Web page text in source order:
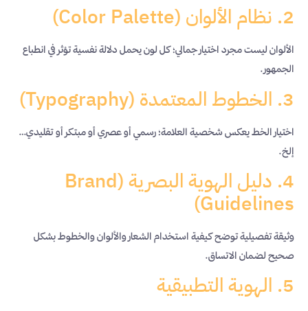
2. نظام الألوان (Color Palette)
الألوان ليست مجرد اختيار جمالي؛ كل لون يحمل دلالة نفسية تؤثر في انطباع
الجمهور.
3. الخطوط المعتمدة (Typography)
اختيار الخط يعكس شخصية العلامة؛ رسمي أو عصري أو مبتكر أو تقليدي…
إلخ.
4. دليل الهوية البصرية (Brand
Guidelines)
وثيقة تفصيلية توضح كيفية استخدام الشعار والألوان والخطوط بشكل
صحيح لضمان الاتساق.
5. الهوية التطبيقية